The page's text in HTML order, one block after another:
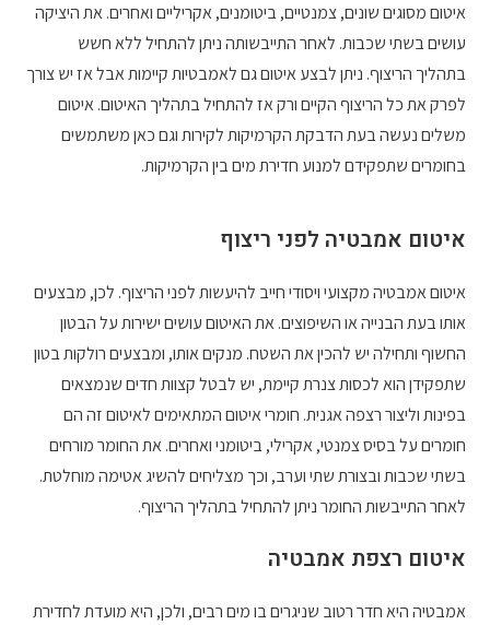
איטום מסוגים שונים, צמנטיים, ביטומנים, אקריליים ואחרים. את היציקה
עושים בשתי שכבות. לאחר התייבשותה ניתן להתחיל ללא חשש
בתהליך הריצוף. ניתן לבצע איטום גם לאמבטיות קיימות אבל אז יש צורך
לפרק את כל הריצוף הקיים ורק אז להתחיל בתהליך האיטום. איטום
משלים נעשה בעת הדבקת הקרמיקות לקירות וגם כאן משתמשים
בחומרים שתפקידם למנוע חדירת מים בין הקרמיקות.
איטום אמבטיה לפני ריצוף
איטום אמבטיה מקצועי ויסודי חייב להיעשות לפני הריצוף. לכן, מבצעים
אותו בעת הבנייה או השיפוצים. את האיטום עושים ישירות על הבטון
החשוף ותחילה יש להכין את השטח. מנקים אותו, ומבצעים רולקות בטון
שתפקידן הוא לכסות צנרת קיימת, יש לבטל קצוות חדים שנמצאים
בפינות וליצור רצפה אגנית. חומרי איטום המתאימים לאיטום זה הם
חומרים על בסיס צמנטי, אקרילי, ביטומני ואחרים. את החומר מורחים
בשתי שכבות ובצורת שתי וערב, וכך מצליחים להשיג אטימה מוחלטת.
לאחר התייבשות החומר ניתן להתחיל בתהליך הריצוף.
איטום רצפת אמבטיה
אמבטיה היא חדר רטוב שניגרים בו מים רבים, ולכן, היא מועדת לחדירת